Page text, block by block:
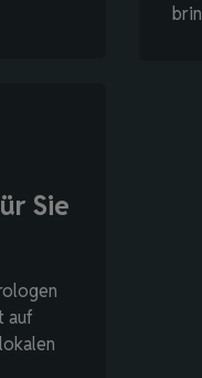
Sie
auf